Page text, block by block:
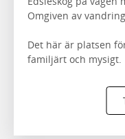
Omgiven av
Det här är platsen
familjärt och mysigt.